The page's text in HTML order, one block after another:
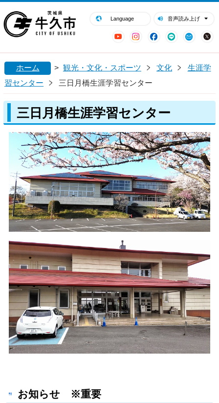
Language 音声読み上げ
YouTubeInstagram
Facebook
LINE Mail
閉じる
ホーム > 観光・文化・スポーツ 文化
生涯学
習センター
三日月橋生涯学習センター
三日月橋生涯学習センター
お知らせ ※重要